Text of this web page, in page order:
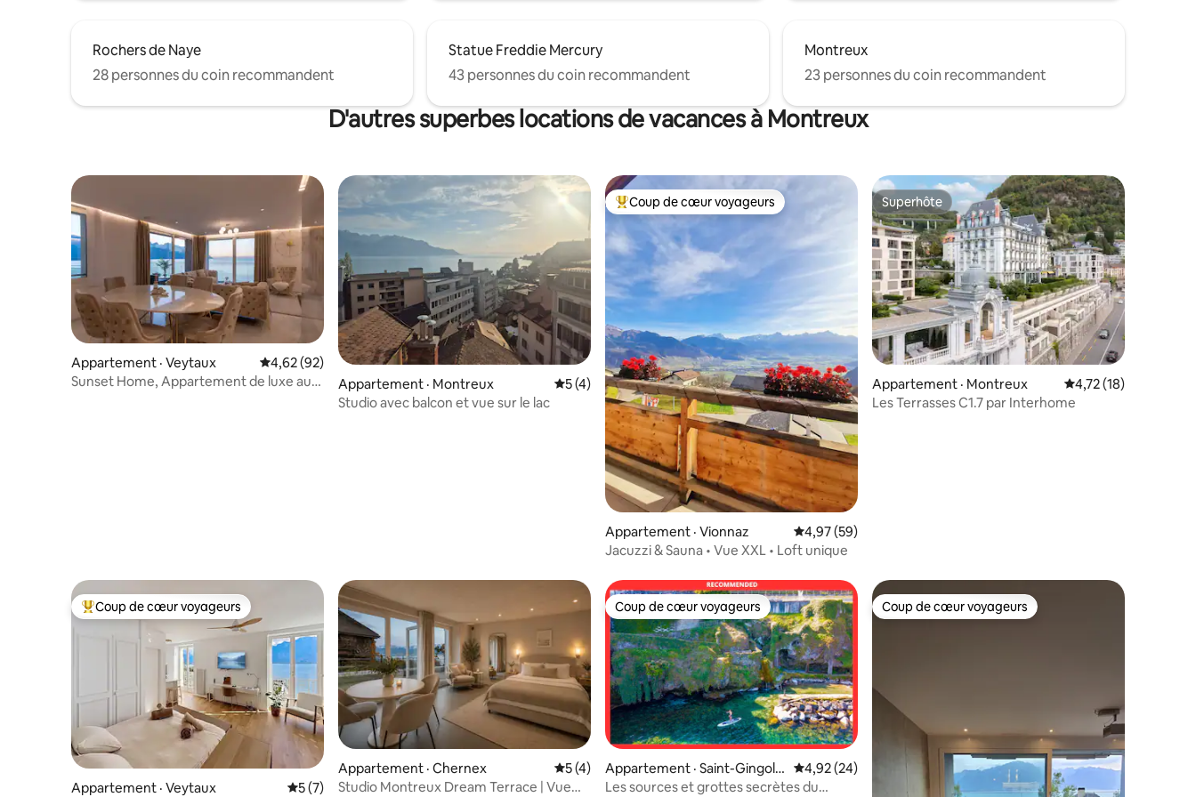
Rochers de Naye
28 personnes du coin recommandent
Statue Freddie Mercury
43 personnes du coin recommandent
Montreux
23 personnes du coin recommandent
D'autres superbes locations de vacances à Montreux
Appartement · Veytaux Note moyenne de 4,62 sur 5, 92 commentaires
4,62 (92)
Sunset Home, Appartement de luxe au
Appartement · Montreux Note moyenne de 5 sur 5, 4 commentaires
5 (4)
Studio avec balcon et vue sur le lac
Coup de cœur voyageurs parmi les plus aimés
Coup de cœur voyageurs
Appartement · Vionnaz Note moyenne de 4,97 sur 5, 59 commentaires
4,97 (59)
Jacuzzi & Sauna • Vue XXL • Loft unique
Superhôte
Superhôte
Appartement · Montreux Note moyenne de
4,72 (18)
Les Terrasses C1.7 par Interhome
Coup de cœur voyageurs parmi les plus aimés
Coup de cœur voyageurs
Appartement · Veytaux Note moyenne de 5 sur 5, 7 commentaires
5 (7)
Appartement · Chernex Note moyenne de 5 sur 5, 4 commentaires
5 (4)
Studio Montreux Dream Terrace | Vue
Coup de cœur voyageurs
Coup de cœur voyageurs
Appartement · Saint-Gingolp
h
Note moyenne de 4,92 sur 5, 24 commentaires
4,92 (24)
Les sources et grottes secrètes du
Coup de cœur voyageurs
Coup de cœur voyageurs